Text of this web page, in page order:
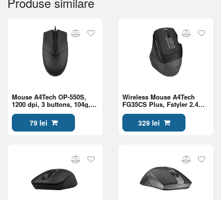
Mouse A4Tech OP-550S,
1200 dpi, 3 buttons, 104g,
Optical, USB, 1.5m, With
Silent Button, Black
79 lei
Wireless Mouse A4Tech
FG35CS Plus, Fstyler 2.4G
Rechargeable With Silent
Button , Gray
329 lei